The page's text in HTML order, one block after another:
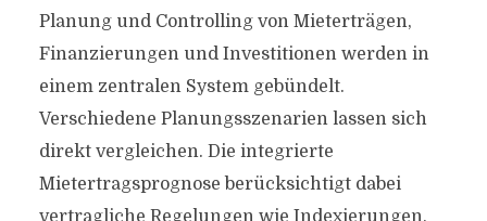
Planung und Controlling von Mieterträgen,
Finanzierungen und Investitionen werden in
einem zentralen System gebündelt.
Verschiedene Planungsszenarien lassen sich
direkt vergleichen. Die integrierte
Mietertragsprognose berücksichtigt dabei
vertragliche Regelungen wie Indexierungen,